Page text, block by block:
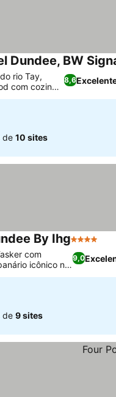
Dundee, BW
8,6
rio Tay,
com cozinha
de 10 sites
By Ihg4 Estrelas
9,0
com
icônico no
de 9 sites